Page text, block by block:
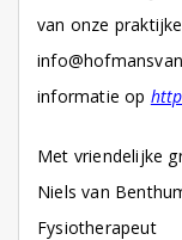
van onze
informatie op
Met vriendelijke
Niels van
Fysiotherapeut